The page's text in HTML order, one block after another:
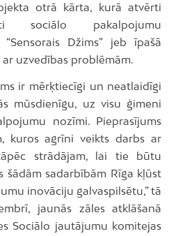
otrā kārta, kurā atvērti
sociālo pakalpojumu
Džims” jeb īpašā
uzvedības problēmām.
ir mērķtiecīgi un neatlaidīgi
mūsdienīgu, uz visu ģimeni
nozīmi. Pieprasījums
kuros agrīni veikts darbs ar
strādājam, lai tie būtu
šādām sadarbībām Rīga kļūst
inovāciju galvaspilsētu,” tā
jaunās zāles atklāšanā
Sociālo jautājumu komitejas